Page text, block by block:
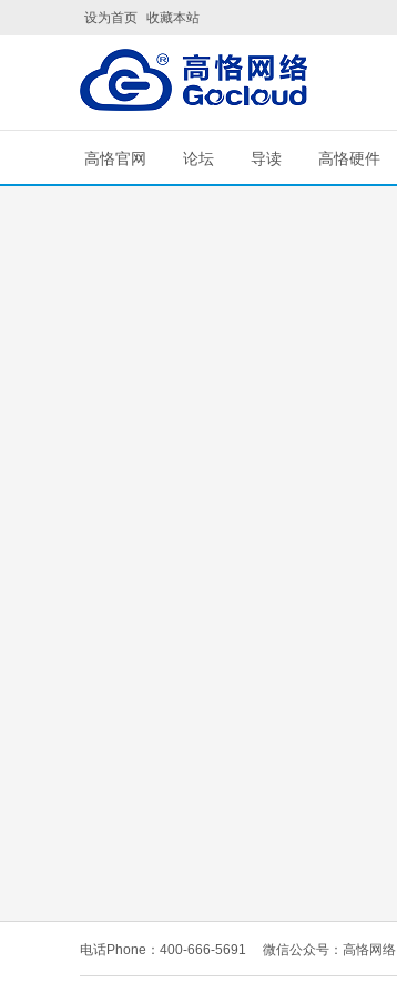
设为首页 收藏本站
高恪官网 论坛 导读 高恪硬件
电话Phone：400-666-5691 微信公众号：高恪网络